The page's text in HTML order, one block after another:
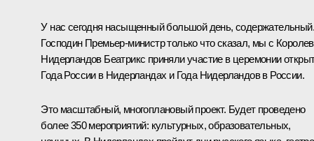
У нас сегодня насыщенный большой день, содержательный.
Господин Премьер-министр только что сказал, мы с
Нидерландов Беатрикс приняли участие в церемонии
Года России в Нидерландах и Года Нидерландов в России.
Это масштабный, многоплановый проект. Будет проведено
более 350 мероприятий: культурных, образовательных,